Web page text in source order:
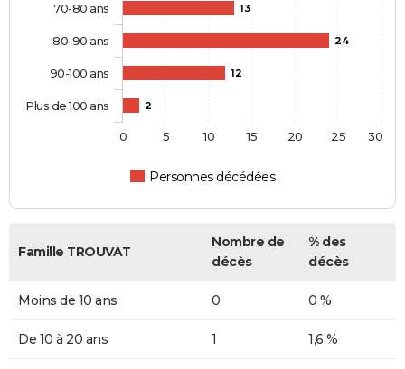
13
24
12
2
Personnes décédées
70-80 ans
80-90 ans
90-100 ans
Plus de 100 ans
0 5 10 15 20 25 30
Famille TROUVAT
Nombre de
décès
% des
décès
Moins de 10 ans 0 0 %
De 10 à 20 ans 1 1,6 %